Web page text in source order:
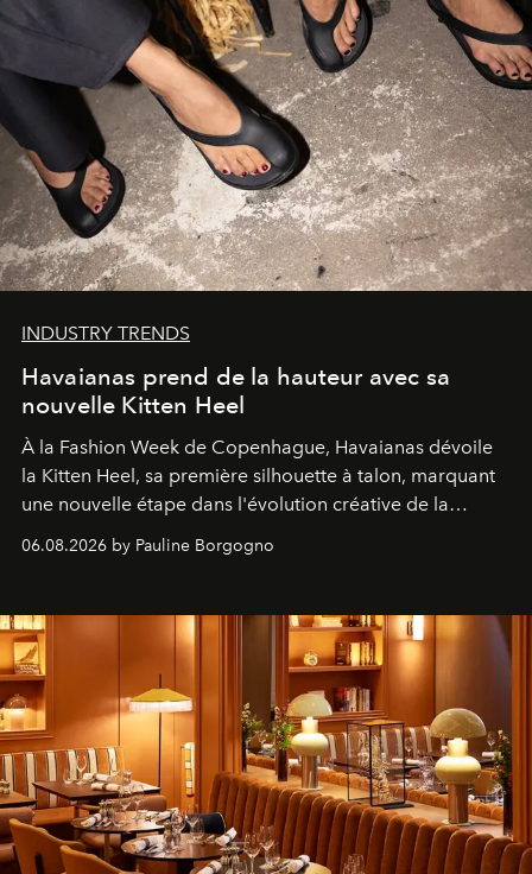
INDUSTRY TRENDS
Havaianas prend de la hauteur avec sa
nouvelle Kitten Heel
À la Fashion Week de Copenhague, Havaianas dévoile
la Kitten Heel, sa première silhouette à talon, marquant
une nouvelle étape dans l'évolution créative de la
06.08.2026 by Pauline Borgogno